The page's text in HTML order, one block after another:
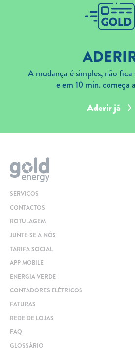
A mudança é simples, não
e em 10 min. começa
Aderir já
SERVIÇOS
CONTACTOS
ROTULAGEM
JUNTE-SE A NÓS
TARIFA SOCIAL
APP MOBILE
ENERGIA VERDE
CONTADORES ELÉTRICOS
FATURAS
REDE DE LOJAS
FAQ
GLOSSÁRIO